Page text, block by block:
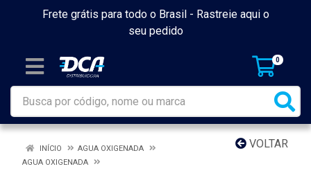
Frete grátis para todo o Brasil - Rastreie aqui o
seu pedido
0
VOLTAR
INÍCIO
AGUA OXIGENADA
AGUA OXIGENADA